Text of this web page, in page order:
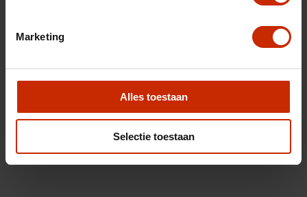
Marketing
Alles toestaan
Selectie toestaan